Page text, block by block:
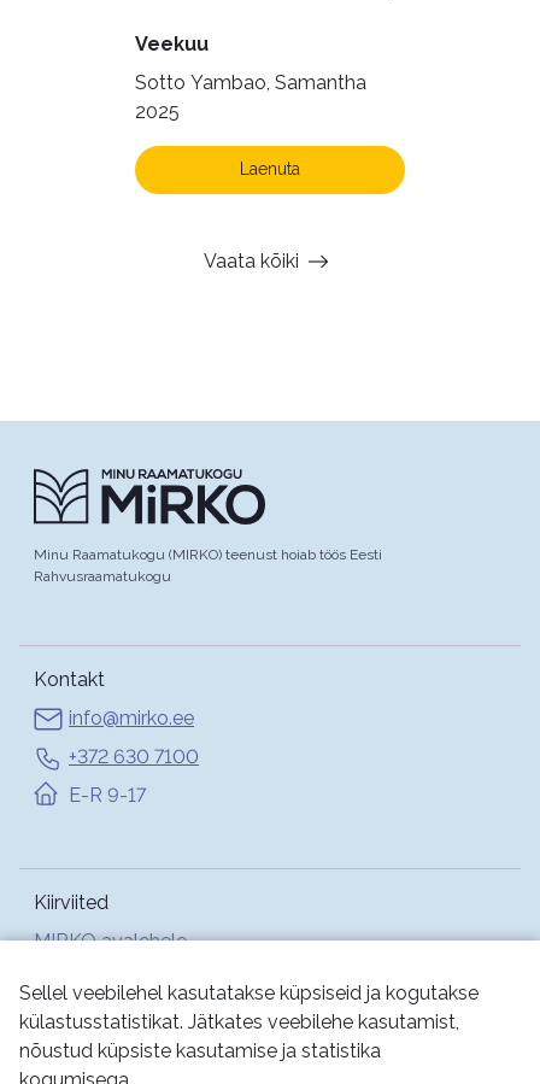
Sellel veebilehel kasutatakse küpsiseid ja kogutakse
külastusstatistikat. Jätkates veebilehe kasutamist,
nõustud küpsiste kasutamise ja statistika
Veekuu
Sotto Yambao, Samantha
2025
Laenuta
Vaata kõiki
Minu Raamatukogu (MIRKO) teenust hoiab töös Eesti
Rahvusraamatukogu
Kontakt
info@mirko.ee
+372 630 7100
E-R 9-17
Kiirviited
MIRKO avalehele
Abi
Jälgi meid: